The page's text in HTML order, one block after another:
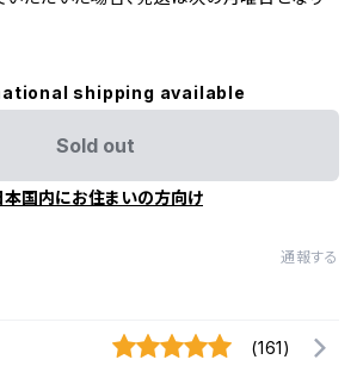
shipping available
Sold out
本国内にお住まいの方向け
通報する
(161)